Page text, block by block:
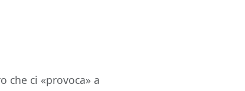
che ci «provoca» a